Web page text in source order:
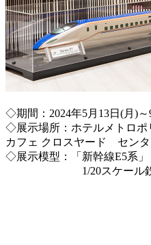
◇期間：2024年5月13日(月)～
◇展示場所：ホテルメトロポ
カフェ クロスヤード セン
◇展示模型：「新幹線E5系」
1/20スケール鉄道模